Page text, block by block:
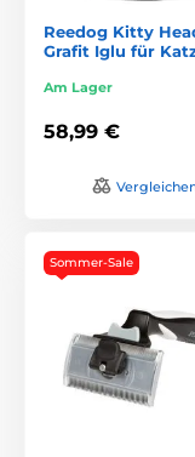
Reedog Kitty
Grafit Iglu für
Am Lager
58,99 €
Sommer-Sale